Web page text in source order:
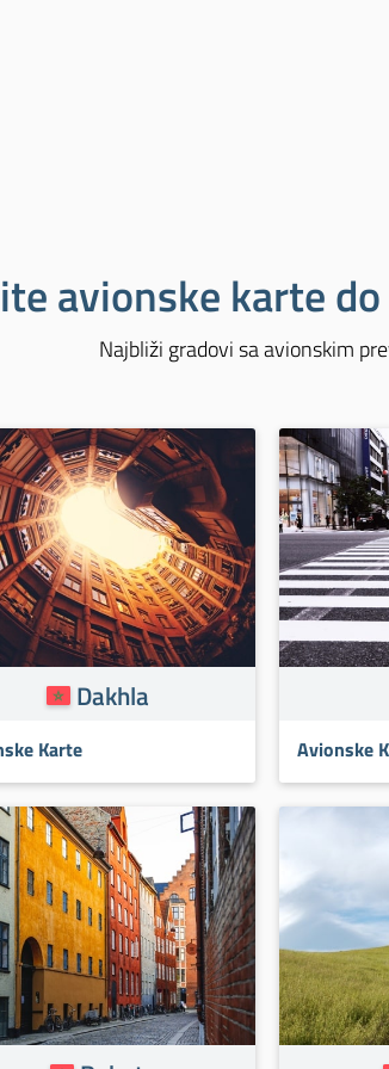
avionske karte
Najbliži gradovi sa avionskim
Dakhla
Karte Avionske